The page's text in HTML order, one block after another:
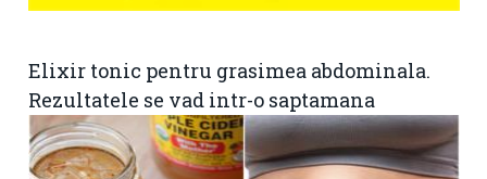
Elixir tonic pentru grasimea abdominala.
Rezultatele se vad intr-o saptamana